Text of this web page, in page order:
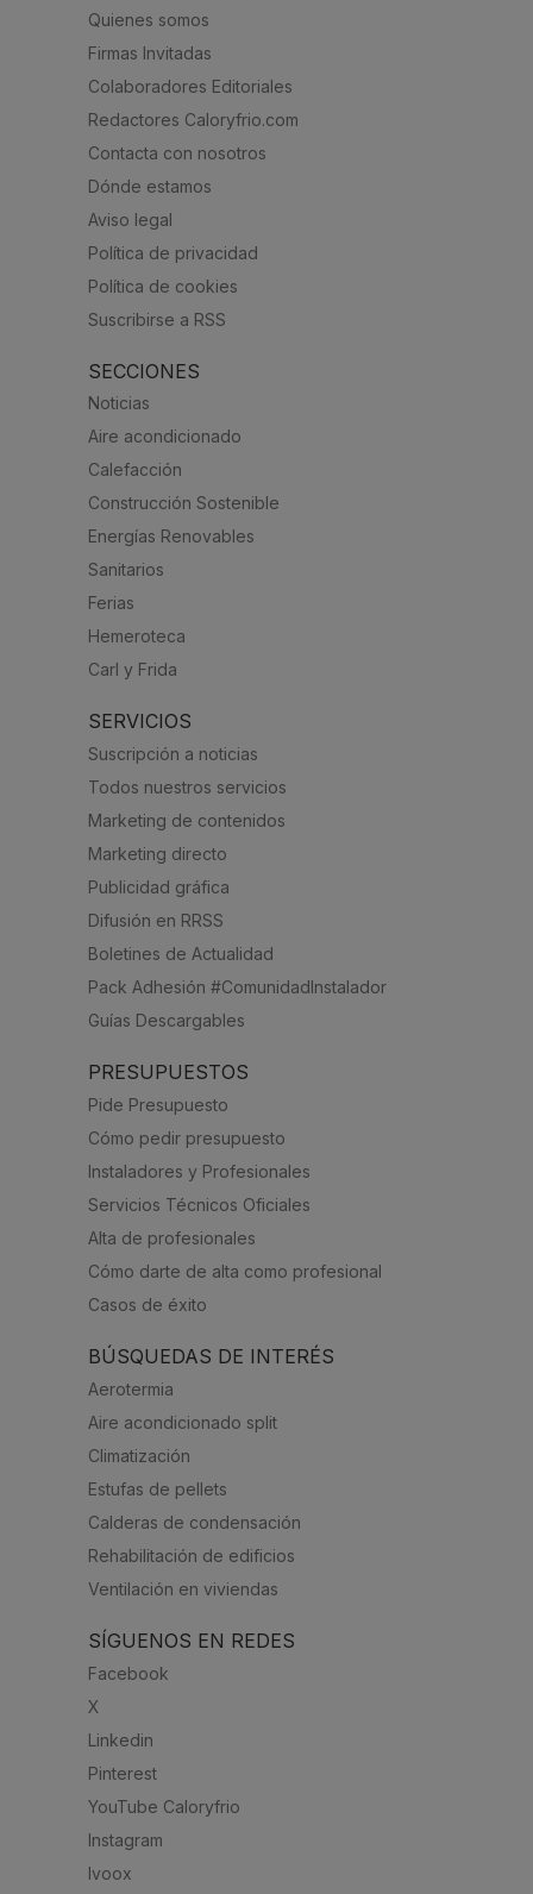
Quienes somos
Firmas Invitadas
Colaboradores Editoriales
Redactores Caloryfrio.com
Contacta con nosotros
Dónde estamos
Aviso legal
Política de privacidad
Política de cookies
Suscribirse a RSS
SECCIONES
Noticias
Aire acondicionado
Calefacción
Construcción Sostenible
Energías Renovables
Sanitarios
Ferias
Hemeroteca
Carl y Frida
SERVICIOS
Suscripción a noticias
Todos nuestros servicios
Marketing de contenidos
Marketing directo
Publicidad gráfica
Difusión en RRSS
Boletines de Actualidad
Pack Adhesión #ComunidadInstalador
Guías Descargables
PRESUPUESTOS
Pide Presupuesto
Cómo pedir presupuesto
Instaladores y Profesionales
Servicios Técnicos Oficiales
Alta de profesionales
Cómo darte de alta como profesional
Casos de éxito
BÚSQUEDAS DE INTERÉS
Aerotermia
Aire acondicionado split
Climatización
Estufas de pellets
Calderas de condensación
Rehabilitación de edificios
Ventilación en viviendas
SÍGUENOS EN REDES
Facebook
X
Linkedin
Pinterest
YouTube Caloryfrio
Instagram
Ivoox